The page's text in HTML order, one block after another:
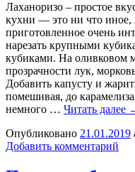
Лаханоризо – простое
кухни — это ни что иное,
приготовленное очень
нарезать крупными
кубиками. На оливковом
прозрачности лук,
Добавить капусту и
помешивая, до
немного … Читать далее
Опубликовано 21.01.2019
Добавить комментарий